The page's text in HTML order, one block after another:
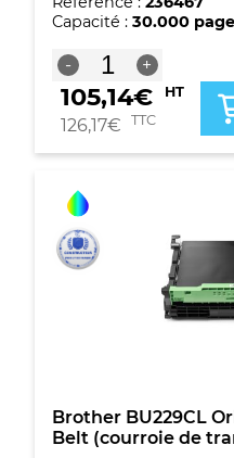
Capacité : 30.000
-
quantité
de
Brother
DR248CL
Original
Image
(Tambour)
+
105,14€ HT
126,17€ TTC
Brother BU229CL
Belt (courroie de